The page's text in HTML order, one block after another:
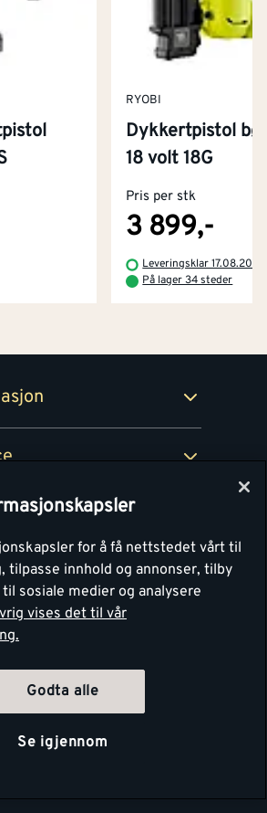
RYOBI
Dykkertpistol
18 volt 18G
Pris per stk
3 899,-
Leveringsklar 17.08.2026
På lager 34 steder
og åpningstider
for å få nettstedet vårt til
tilpasse innhold og annonser, tilby
sosiale medier og analysere
vises det til vår
Godta alle
Se igjennom